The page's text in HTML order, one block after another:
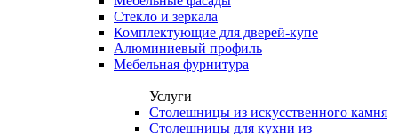
Стекло и зеркала
Комплектующие для дверей-купе
Алюминиевый профиль
Мебельная фурнитура
Услуги
Столешницы из искусственного камня
Столешницы для кухни из